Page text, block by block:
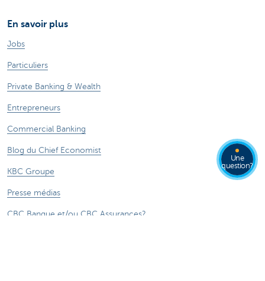
En savoir plus
Jobs
Particuliers
Private Banking & Wealth
Entrepreneurs
Commercial Banking
Blog du Chief Economist
KBC Groupe
Presse médias
CBC Banque et/ou CBC Assurances?
Une
question?